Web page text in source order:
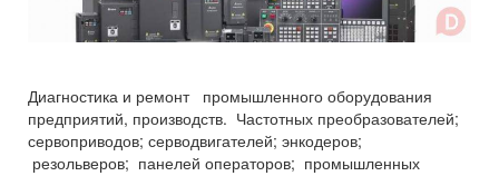
Диагностика и ремонт промышленного оборудования
предприятий, производств. Частотных преобразователей;
сервоприводов; серводвигателей; энкодеров;
резольверов; панелей операторов; промышленных